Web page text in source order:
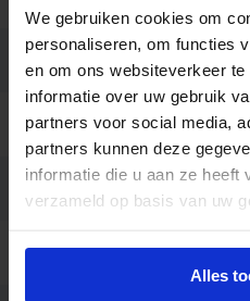
We gebruiken cookies om
personaliseren, om functies
en om ons websiteverkeer
informatie over uw gebruik
partners voor social media,
partners kunnen deze
informatie die u aan ze heeft
verzameld op basis van uw
Alles
Merk Philips
Garantie 3 jaar
Ean code